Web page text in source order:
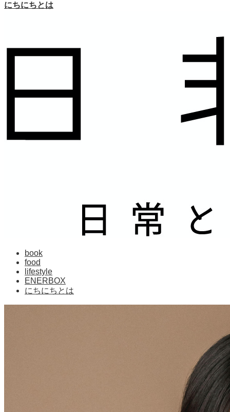
にちにちとは
book
food
lifestyle
ENERBOX
にちにちとは